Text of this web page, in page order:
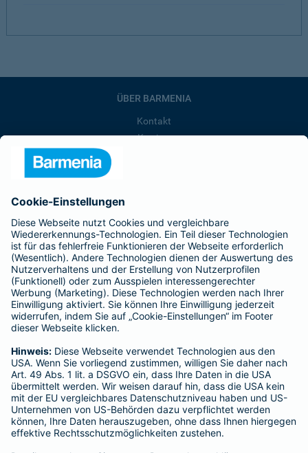
ÜBER BARMENIA
Kontakt
Karriere
Affiliate-Partner werden
Barmenia ist Teil der BarmeniaGothaer
BELIEBTE SEITEN
Kranken-Zusatzversicherung
Tierversicherungen
Haftpflichtversicherung
Hausratversicherung
SERVICE
Adresse ändern
Schaden melden
Kilometerstandsmeldung
Serviceübersicht